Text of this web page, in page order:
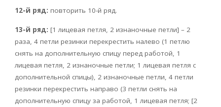
12-й ряд: повторить 10-й ряд.
13-й ряд: [1 лицевая петля, 2 изнаночные петли] – 2
раза, 4 петли резинки перекрестить налево (1 петлю
снять на дополнительную спицу перед работой, 1
лицевая петля, 2 изнаночные петли; 1 лицевая петля с
дополнительной спицы), 2 изнаночные петли, 4 петли
резинки перекрестить направо (3 петли снять на
дополнительную спицу за работой, 1 лицевая петля; [2